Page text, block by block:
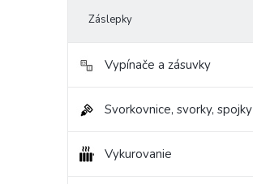
Záslepky
Vypínače a zásuvky
Svorkovnice, svorky, spojky
Vykurovanie